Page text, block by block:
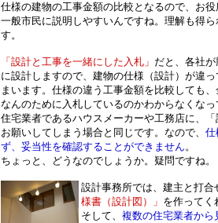
仕様の建物の工事金額の比較となるので、お役
一般市民に説明しやすいんですね。理解も得ら
す。
「設計と工事を一緒にした入札」 だと、各社が
に設計しますので、建物の仕様（設計）が違っ
まいます。仕様の違う工事金額を比較しても
なんのために入札しているのかわからなくな
住宅業者であるハウスメーカーや工務店に、
お願いしてしまう場合と同じです。なので、 仕
ず、妥当性を確認することができません。
ちょっと、どうなのでしょうか。疑問ですね。
設計事務所では、建主と打合
様書（設計図）」 を作ってく
そして、 複数の住宅業者から